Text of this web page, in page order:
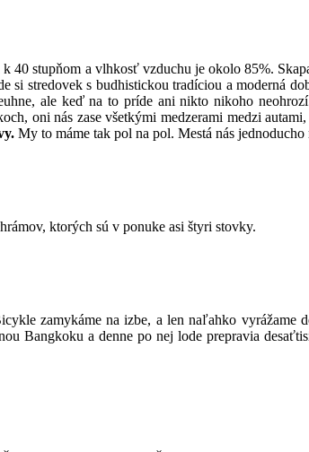
40 stupňom a vlhkosť vzduchu je okolo 85%.
stredovek s budhistickou tradíciou a moderná
ale keď na to príde ani nikto nikoho
oni nás zase všetkými medzerami medzi
My to máme tak pol na pol. Mestá nás
ktorých sú v ponuke asi štyri stovky.
zamykáme na izbe, a len naľahko vyrážame
Bangkoku a denne po nej lode prepravia